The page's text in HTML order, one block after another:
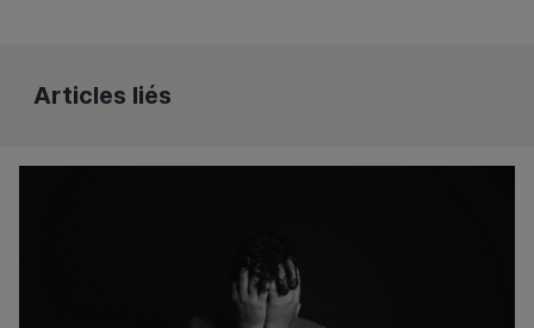
Articles liés